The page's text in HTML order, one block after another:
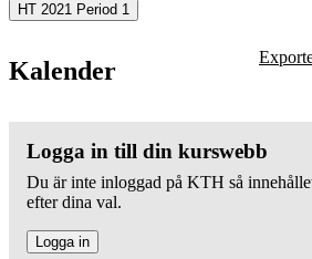
HT 2021 Period 1
Kalender
Logga in till din kurswebb
Du är inte inloggad på KTH så
efter dina val.
Logga in